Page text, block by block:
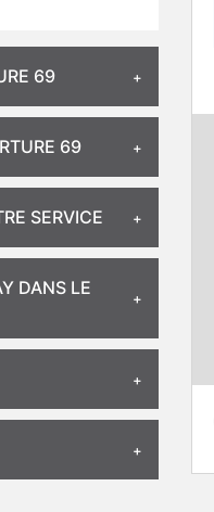
69
69
SERVICE
DANS LE